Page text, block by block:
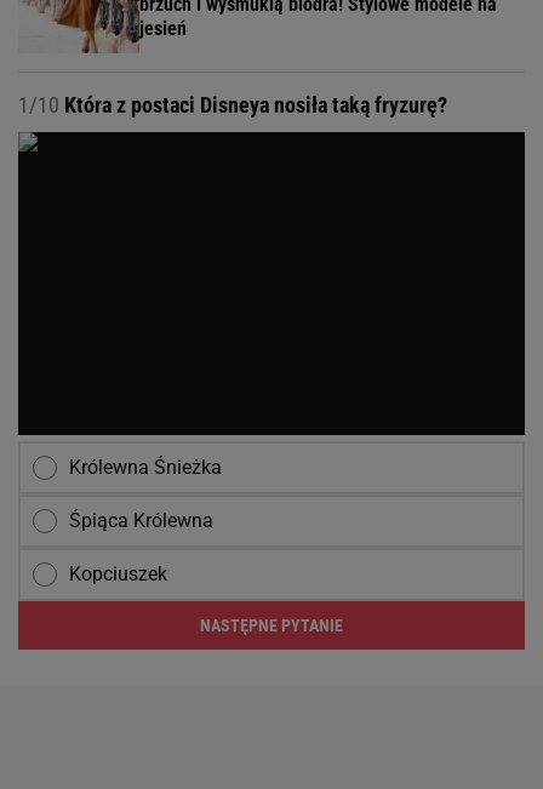
jesień
1/10 Która z postaci Disneya nosiła taką fryzurę?
Królewna Śnieżka
Śpiąca Królewna
Kopciuszek
NASTĘPNE PYTANIE